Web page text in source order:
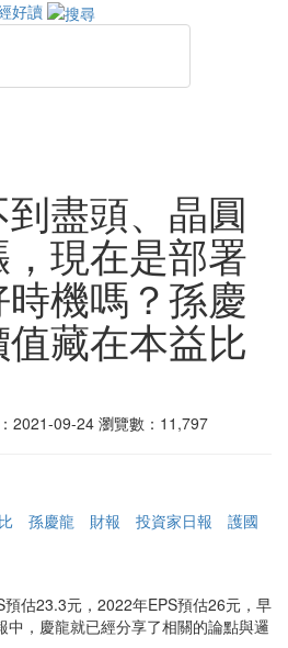
好讀
盡頭、晶圓
現在是部署
機嗎？孫慶
藏在本益比
2021-09-24 瀏覽數：11,797
孫慶龍 財報 投資家日報
護國
估23.3元，2022年EPS預估26元，早
，慶龍就已經分享了相關的論點與邏